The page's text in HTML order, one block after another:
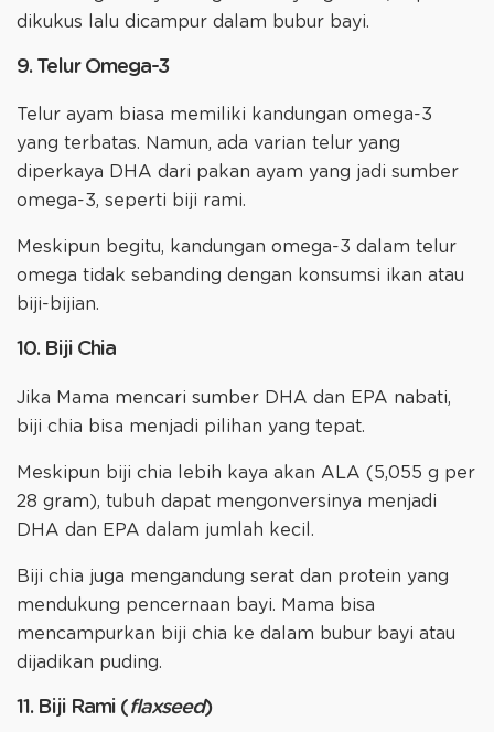
dikukus lalu dicampur dalam bubur bayi.
9. Telur Omega-3
Telur ayam biasa memiliki kandungan omega-3
yang terbatas. Namun, ada varian telur yang
diperkaya DHA dari pakan ayam yang jadi sumber
omega-3, seperti biji rami.
Meskipun begitu, kandungan omega-3 dalam telur
omega tidak sebanding dengan konsumsi ikan atau
biji-bijian.
10. Biji Chia
Jika Mama mencari sumber DHA dan EPA nabati,
biji chia bisa menjadi pilihan yang tepat.
Meskipun biji chia lebih kaya akan ALA (5,055 g per
28 gram), tubuh dapat mengonversinya menjadi
DHA dan EPA dalam jumlah kecil.
Biji chia juga mengandung serat dan protein yang
mendukung pencernaan bayi. Mama bisa
mencampurkan biji chia ke dalam bubur bayi atau
dijadikan puding.
11. Biji Rami (flaxseed)